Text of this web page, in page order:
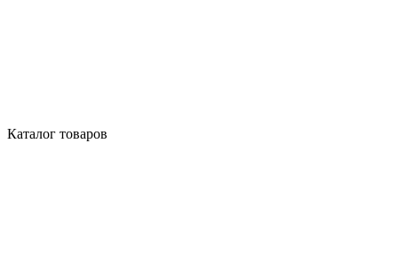
Каталог товаров